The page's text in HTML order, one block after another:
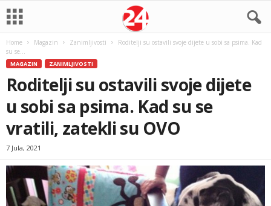
Home Magazin Zanimljivosti
Roditelji su ostavili svoje dijete u sobi sa psima. Kad
su se...
MAGAZIN ZANIMLJIVOSTI
Roditelji su ostavili svoje dijete
u sobi sa psima. Kad su se
vratili, zatekli su OVO
7 Jula, 2021